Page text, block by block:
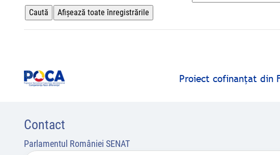
Proiect cofinanţat din
Contact
Parlamentul României SENAT